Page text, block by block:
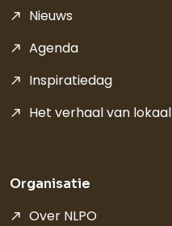
Nieuws
Agenda
Inspiratiedag
Het verhaal van lokaal
Organisatie
Over NLPO